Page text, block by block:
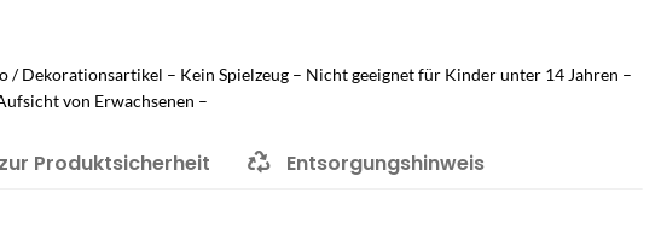
/ Dekorationsartikel – Kein Spielzeug – Nicht geeignet für Kinder unter 14 Jahren –
von Erwachsenen –
Produktsicherheit Entsorgungshinweis